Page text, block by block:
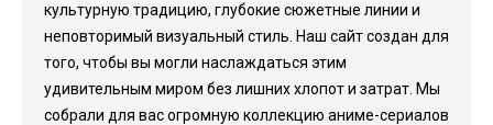
культурную традицию, глубокие сюжетные линии и
неповторимый визуальный стиль. Наш сайт создан для
того, чтобы вы могли наслаждаться этим
удивительным миром без лишних хлопот и затрат. Мы
собрали для вас огромную коллекцию аниме-сериалов